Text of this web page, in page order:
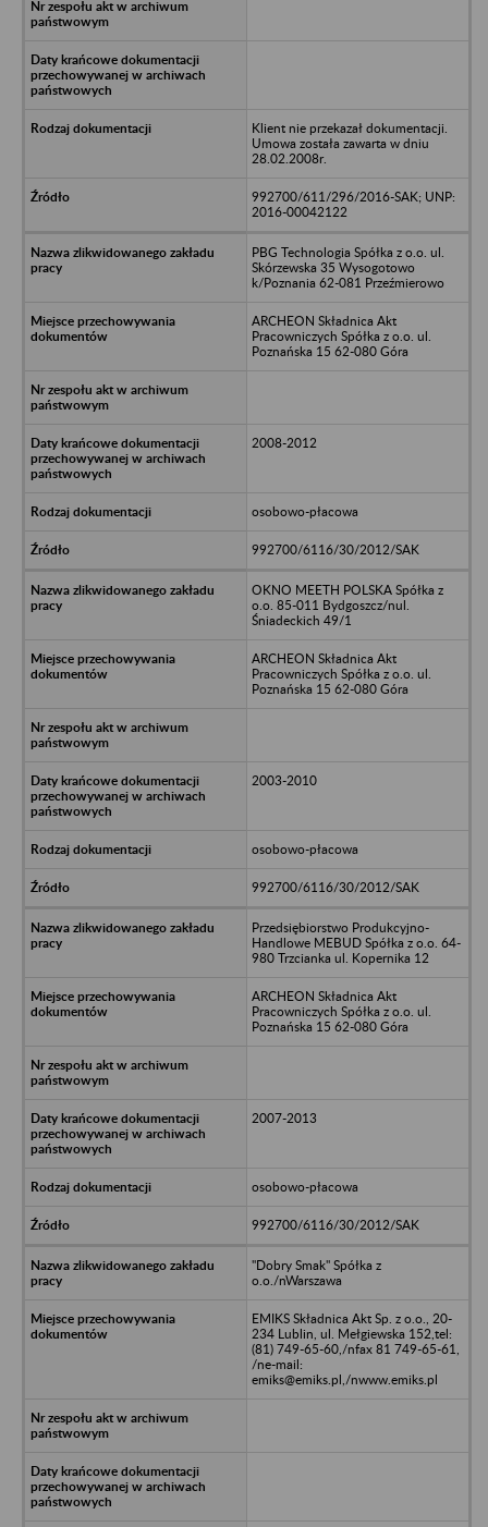
Klient nie przekazał dokumentacji.
Umowa została zawarta w dniu
28.02.2008r.
992700/611/296/2016-SAK; UNP:
2016-00042122
PBG Technologia Spółka z o.o. ul.
Skórzewska 35 Wysogotowo
k/Poznania 62-081 Przeźmierowo
ARCHEON Składnica Akt
Pracowniczych Spółka z o.o. ul.
Poznańska 15 62-080 Góra
2008-2012
osobowo-płacowa
992700/6116/30/2012/SAK
OKNO MEETH POLSKA Spółka z
o.o. 85-011 Bydgoszcz/nul.
Śniadeckich 49/1
ARCHEON Składnica Akt
Pracowniczych Spółka z o.o. ul.
Poznańska 15 62-080 Góra
2003-2010
osobowo-płacowa
992700/6116/30/2012/SAK
Przedsiębiorstwo Produkcyjno-
Handlowe MEBUD Spółka z o.o. 64-
980 Trzcianka ul. Kopernika 12
ARCHEON Składnica Akt
Pracowniczych Spółka z o.o. ul.
Poznańska 15 62-080 Góra
2007-2013
osobowo-płacowa
992700/6116/30/2012/SAK
"Dobry Smak" Spółka z
o.o./nWarszawa
EMIKS Składnica Akt Sp. z o.o., 20-
234 Lublin, ul. Mełgiewska 152,tel:
(81) 749-65-60,/nfax 81 749-65-61,
/ne-mail:
emiks@emiks.pl,/nwww.emiks.pl